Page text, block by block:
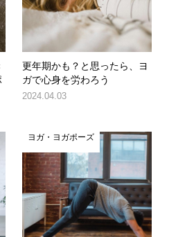
更年期かも？と思ったら、ヨ
ガで心身を労わろう
2024.04.03
ヨガ・ヨガポーズ